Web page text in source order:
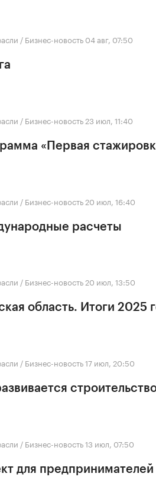
/ Бизнес-новость04 авг, 07:50
/ Бизнес-новость23 июл, 11:40
«Первая
/ Бизнес-новость20 июл, 16:40
расчеты
/ Бизнес-новость20 июл, 13:50
область. Итоги 2025
/ Бизнес-новость17 июл, 20:50
/ Бизнес-новость13 июл, 07:50
для предпринимателей